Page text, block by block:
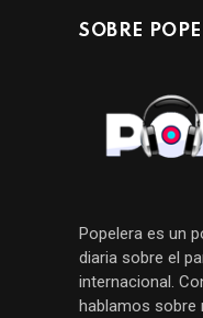
SOBRE
Popelera es un
diaria sobre el
internacional.
hablamos sobre